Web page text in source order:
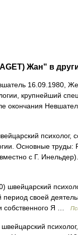
Жан" в
16.09.1980,
крупнейший
окончания
психолог,
Основные
с Г.
швейцарский
своей
собственного Я …
психолог,